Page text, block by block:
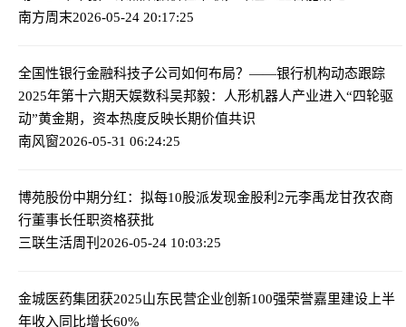
南方周末2026-05-24 20:17:25
全国性银行金融科技子公司如何布局？——银行机构动态跟踪
2025年第十六期天娱数科吴邦毅：人形机器人产业进入“四轮驱
动”黄金期，资本热度反映长期价值共识
南风窗2026-05-31 06:24:25
博苑股份中期分红：拟每10股派发现金股利2元李禹龙甘孜农商
行董事长任职资格获批
三联生活周刊 2026-05-24 10:03:25
金城医药集团获2025山东民营企业创新100强荣誉嘉里建设上半
年收入同比增长60%